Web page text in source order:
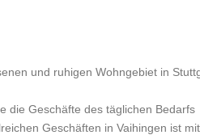
und ruhigen Wohngebiet in
die Geschäfte des täglichen Bedarfs
Geschäften in Vaihingen ist